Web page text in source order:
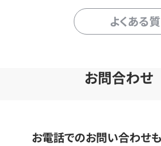
よくある
お問合わせ
お電話でのお問い合わせ